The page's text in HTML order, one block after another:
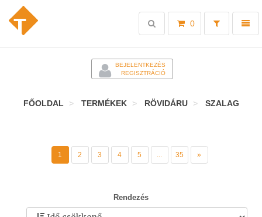
Toggle
0
Toggle
search
BEJELENTKEZÉS
REGISZTRÁCIÓ
FŐOLDAL TERMÉKEK RÖVIDÁRU SZALAG
1 2 3 4 5 ... 35 »
Rendezés